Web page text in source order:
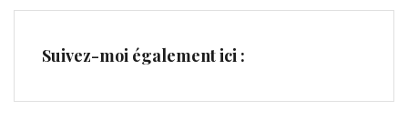
Suivez-moi également ici :